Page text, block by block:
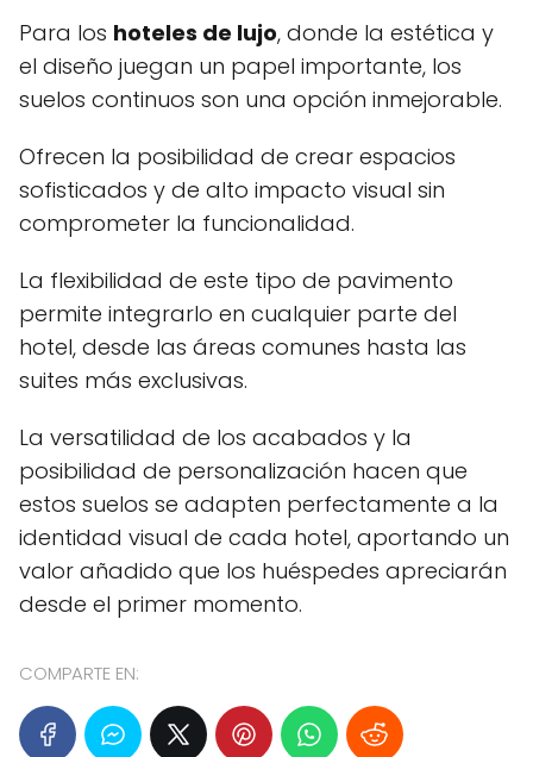
Para los hoteles de lujo, donde la estética y
el diseño juegan un papel importante, los
suelos continuos son una opción inmejorable.
Ofrecen la posibilidad de crear espacios
sofisticados y de alto impacto visual sin
comprometer la funcionalidad.
La flexibilidad de este tipo de pavimento
permite integrarlo en cualquier parte del
hotel, desde las áreas comunes hasta las
suites más exclusivas.
La versatilidad de los acabados y la
posibilidad de personalización hacen que
estos suelos se adapten perfectamente a la
identidad visual de cada hotel, aportando un
valor añadido que los huéspedes apreciarán
desde el primer momento.
COMPARTE EN: